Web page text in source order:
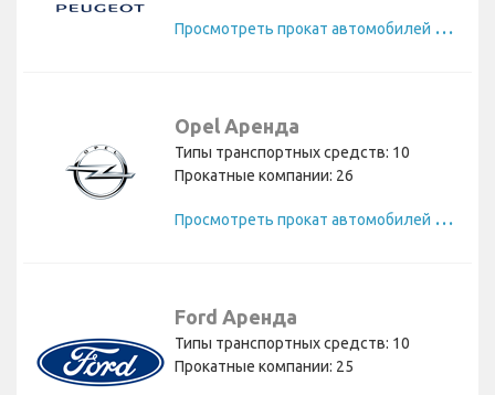
П
росмотреть прокат автомобилей Peugeot
Opel Аренда
Типы транспортных средств: 10
Прокатные компании: 26
П
росмотреть прокат автомобилей Opel
Ford Аренда
Типы транспортных средств: 10
Прокатные компании: 25